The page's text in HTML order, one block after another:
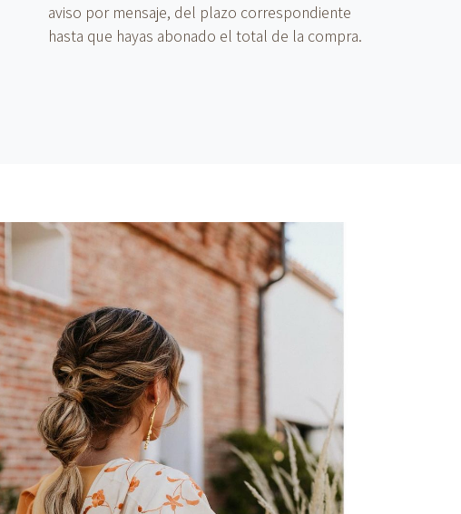
aviso por mensaje, del plazo correspondiente
hasta que hayas abonado el total de la compra.